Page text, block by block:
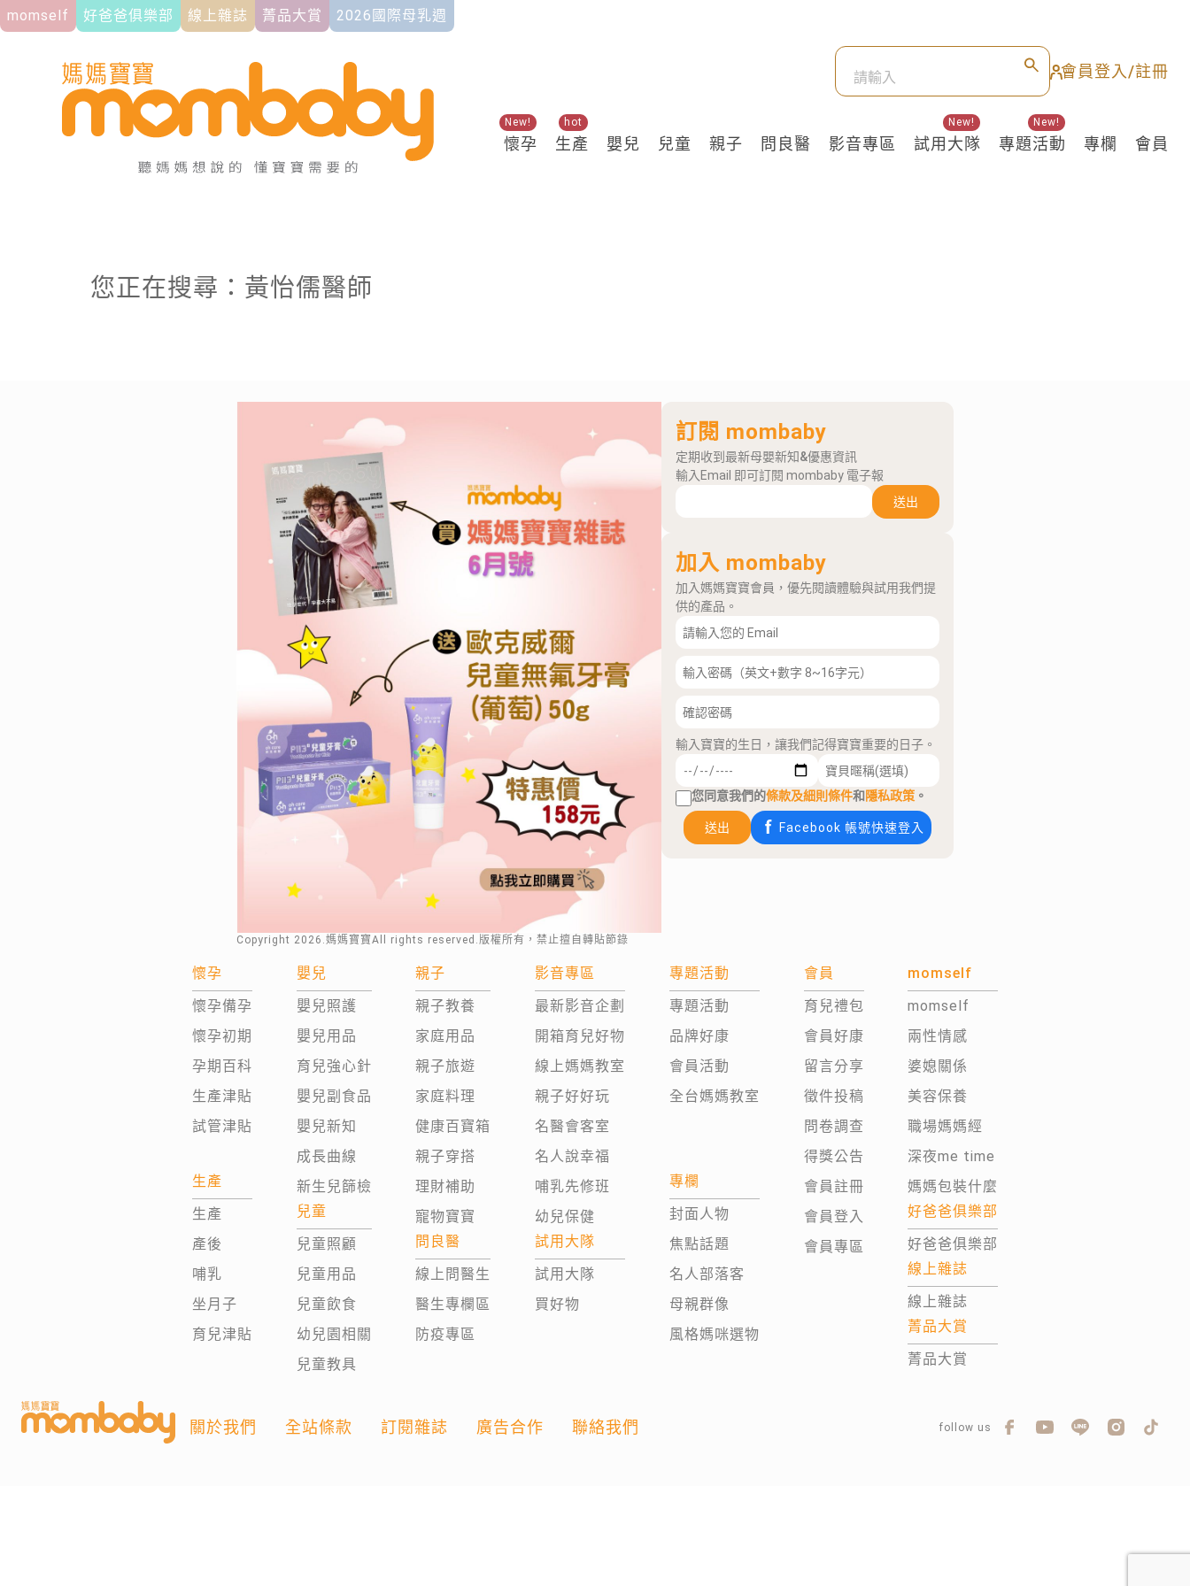
momself 好爸爸俱樂部 線上雜誌 菁品大賞 2026國際母乳週
會員登入/註冊
懷孕
New!
生產
hot
嬰兒 兒童 親子 問良醫 影音專區 試用大隊
New!
專題活動
New!
專欄 會員
關鍵熱搜
您正在搜尋：黃怡儒醫師
Copyright 2026 .媽媽寶寶All rights reserved.版權所有，禁止擅自轉貼節錄
訂閱 mombaby
定期收到最新母嬰新知&優惠資訊
輸入Email 即可訂閱 mombaby 電子報
送出
加入 mombaby
加入媽媽寶寶會員，優先閱讀體驗與試用我們提
供的產品。
輸入寶寶的生日，讓我們記得寶寶重要的日子。
您同意我們的條款及細則條件和隱私政策 。
送出 Facebook 帳號快速登入
懷孕
懷孕備孕
懷孕初期
孕期百科
生產津貼
試管津貼
生產
生產
產後
哺乳
坐月子
育兒津貼
嬰兒
嬰兒照護
嬰兒用品
育兒強心針
嬰兒副食品
嬰兒新知
成長曲線
新生兒篩檢
兒童
兒童照顧
兒童用品
兒童飲食
幼兒園相關
兒童教具
親子
親子教養
家庭用品
親子旅遊
家庭料理
健康百寶箱
親子穿搭
理財補助
寵物寶寶
問良醫
線上問醫生
醫生專欄區
防疫專區
影音專區
最新影音企劃
開箱育兒好物
線上媽媽教室
親子好好玩
名醫會客室
名人說幸福
哺乳先修班
幼兒保健
試用大隊
試用大隊
買好物
專題活動
專題活動
品牌好康
會員活動
全台媽媽教室
專欄
封面人物
焦點話題
名人部落客
母親群像
風格媽咪選物
會員
育兒禮包
會員好康
留言分享
徵件投稿
問卷調查
得獎公告
會員註冊
會員登入
會員專區
momself
momself
兩性情感
婆媳關係
美容保養
職場媽媽經
深夜me time
媽媽包裝什麼
好爸爸俱樂部
好爸爸俱樂部
線上雜誌
線上雜誌
菁品大賞
菁品大賞
關於我們 全站條款 訂閱雜誌 廣告合作 聯絡我們 follow us